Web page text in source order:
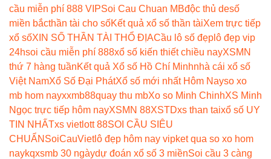
cầu miễn phí 888 VIPSoi Cau Chuan MBđộc thủ desố
miền bắcthần tài cho sốKết quả xổ số thần tàiXem trực tiếp
xổ sốXIN SỐ THẦN TÀI THỔ ĐỊACầu lô số đẹp lô đẹp vip
24hsoi cầu miễn phí 888xổ số kiến thiết chiều nayXSMN
thứ 7 hàng tuầnKết quả Xổ số Hồ Chí Minhnhà cái xổ số
Việt NamXổ Số Đại PhátXổ số mới nhất Hôm Nayso xo
mb hom nayxxmb88quay thu mbXo so Minh ChinhXS Minh
Ngọc trực tiếp hôm nayXSMN 88XSTDxs than taixổ số UY
TIN NHẤTxs vietlott 88SOI CẦU SIÊU
CHUẨN SoiCauVietlô đẹp hôm nay vipket qua so xo hom
naykqxsmb 30 ngàydự đoán xổ số 3 miềnSoi cầu 3 càng